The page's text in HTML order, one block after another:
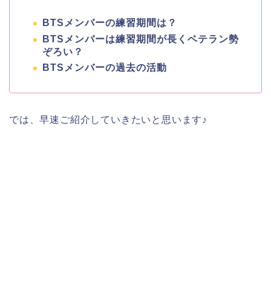
BTSメンバーの練習期間は？
BTSメンバーは練習期間が長くベテラン勢
ぞろい？
BTSメンバーの過去の活動
では、早速ご紹介していきたいと思います♪